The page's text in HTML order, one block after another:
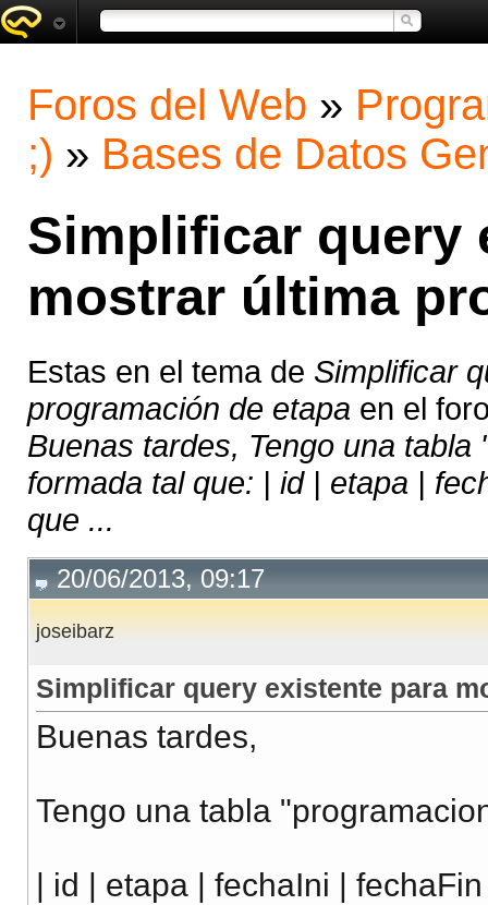
Foros del Web »
;) » Bases de Datos
Simplificar query
mostrar última
Estas en el tema de Simplificar
programación de etapa en el
Buenas tardes, Tengo una
formada tal que: | id | etapa |
que ...
20/06/2013, 09:17
joseibarz
Simplificar query existente para
Buenas tardes,
Tengo una tabla
| id | etapa | fechaIni |